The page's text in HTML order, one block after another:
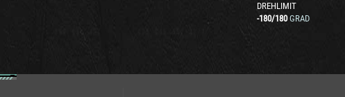
DREHLIMIT
-180/180 GRAD